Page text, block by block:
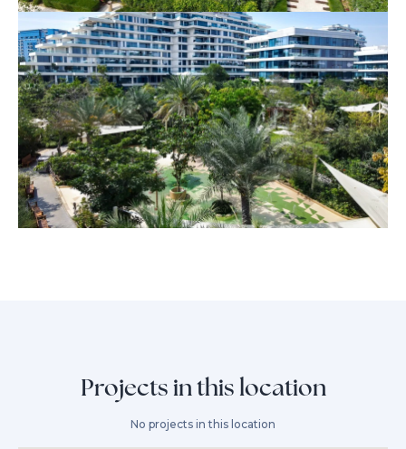
Projects in this location
No projects in this location